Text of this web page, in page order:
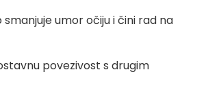
umor očiju i čini rad na
povezivost s drugim